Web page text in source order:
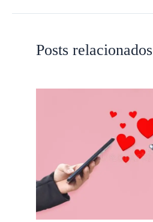
Posts relacionados